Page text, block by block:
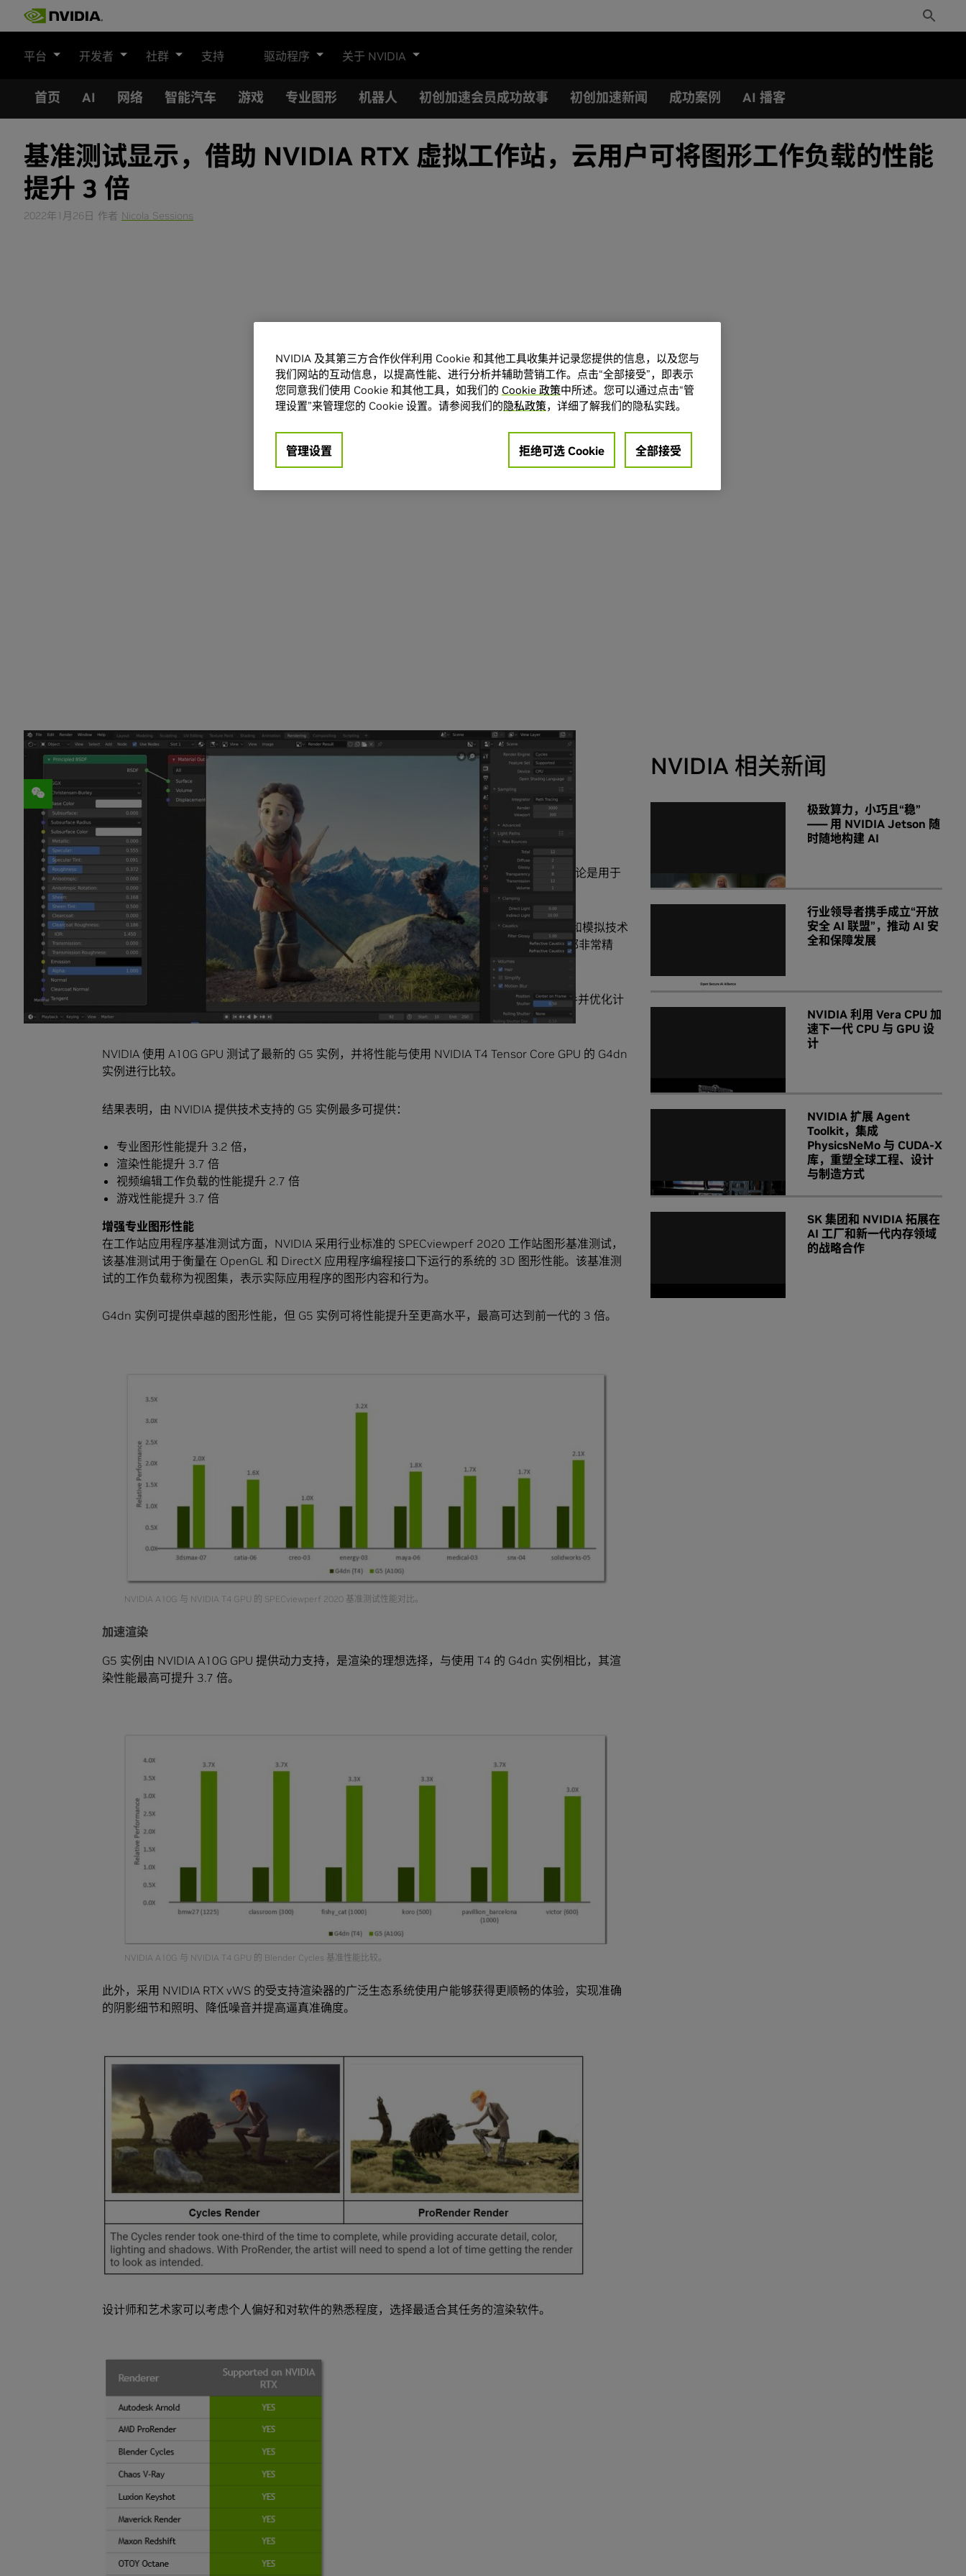
Toggle
Search
平台 开发者 社群 支持 驱动程序 关于 NVIDIA
首页 AI 网络 智能汽车 游戏 专业图形 机器人 初创加速会员成功故事 初创加速新闻 成功案例 AI 播客
基准测试显示，借助 NVIDIA RTX 虚拟工作站，云用户可将图形工作负载的性能
提升 3 倍
2022年1月26日 作者 Nicola Sessions
分享
经过 NVIDIA A10G GPU 加速的 AWS EC2 G5 实例拥有比上一代产品更快的性能。
借助新的混合工作环境，公司正在转为使用云端，使员工能够在远程工作时保持工作效率。
搭载 NVIDIA A10G Tensor Core GPU 的 AWS 全新 EC2 实例 (G5) 可为 云端各种工作负
载（无论是用于
高端图形还是 AI）提供 3 倍的性能提升。
现已上市的 G5 实例支持 NVIDIA RTX 虚拟工作站 (vWS)技术，将实时光线追踪、AI、光栅化和模拟技术
引入云端。利用 RTX vWS，艺术家可以实现逼真环境的实时电影级渲染，阴影、反射和折射都非常精
确。
它还将 AI 的强大功能引入视觉计算，因此用户可以自动执行重复性任务、启用全新的创意助手并优化计
算密集型流程。利用
RTX 加速应用程序 可以帮助云用户随时随地提高创造力和工作效率。
NVIDIA 使用 A10G GPU 测试了最新的 G5 实例，并将性能与使用 NVIDIA T4 Tensor Core GPU 的 G4dn
实例进行比较。
结果表明，由 NVIDIA 提供技术支持的 G5 实例最多可提供：
专业图形性能提升 3.2 倍，
渲染性能提升 3.7 倍
视频编辑工作负载的性能提升 2.7 倍
游戏性能提升 3.7 倍
增强专业图形性能
在工作站应用程序基准测试方面，NVIDIA 采用行业标准的 SPECviewperf 2020 工作站图形基准测试，
该基准测试用于衡量在 OpenGL 和 DirectX 应用程序编程接口下运行的系统的 3D 图形性能。该基准测
试的工作负载称为视图集，表示实际应用程序的图形内容和行为。
G4dn 实例可提供卓越的图形性能，但 G5 实例可将性能提升至更高水平，最高可达到前一代的 3 倍。
NVIDIA A10G 与 NVIDIA T4 GPU 的 SPECviewperf 2020 基准测试性能对比。
加速渲染
G5 实例由 NVIDIA A10G GPU 提供动力支持，是渲染的理想选择，与使用 T4 的 G4dn 实例相比，其渲
染性能最高可提升 3.7 倍。
NVIDIA A10G 与 NVIDIA T4 GPU 的 Blender Cycles 基准性能比较。
此外，采用 NVIDIA RTX vWS 的受支持渲染器的广泛生态系统使用户能够获得更顺畅的体验，实现准确
的阴影细节和照明、降低噪音并提高逼真准确度。
设计师和艺术家可以考虑个人偏好和对软件的熟悉程度，选择最适合其任务的渲染软件。
NVIDIA 相关新闻
极致算力，小巧且“稳”
—— 用 NVIDIA Jetson 随
时随地构建 AI
行业领导者携手成立“开放
安全 AI 联盟”，推动 AI 安
全和保障发展
NVIDIA 利用 Vera CPU 加
速下一代 CPU 与 GPU 设
计
NVIDIA 扩展 Agent
Toolkit，集成
PhysicsNeMo 与 CUDA-X
库，重塑全球工程、设计
与制造方式
SK 集团和 NVIDIA 拓展在
AI 工厂和新一代内存领域
的战略合作
NVIDIA 及其第三方合作伙伴利用 Cookie 和其他工具收集并记录您提供的信息，以及您与
我们网站的互动信息，以提高性能、进行分析并辅助营销工作。点击“全部接受”，即表示
您同意我们使用 Cookie 和其他工具，如我们的 Cookie 政策中所述。您可以通过点击“管
理设置”来管理您的 Cookie 设置。请参阅我们的隐私政策，详细了解我们的隐私实践。
管理设置 拒绝可选 Cookie 全部接受